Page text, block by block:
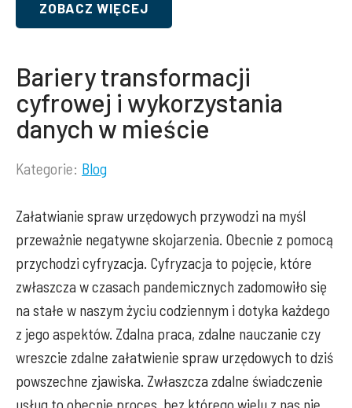
ZOBACZ WIĘCEJ
Bariery transformacji
cyfrowej i wykorzystania
danych w mieście
Lista
wpisu:
Kategorie: Blog
Załatwianie spraw urzędowych przywodzi na myśl
przeważnie negatywne skojarzenia. Obecnie z pomocą
przychodzi cyfryzacja. Cyfryzacja to pojęcie, które
zwłaszcza w czasach pandemicznych zadomowiło się
na stałe w naszym życiu codziennym i dotyka każdego
z jego aspektów. Zdalna praca, zdalne nauczanie czy
wreszcie zdalne załatwienie spraw urzędowych to dziś
powszechne zjawiska. Zwłaszcza zdalne świadczenie
usług to obecnie proces, bez którego wielu z nas nie